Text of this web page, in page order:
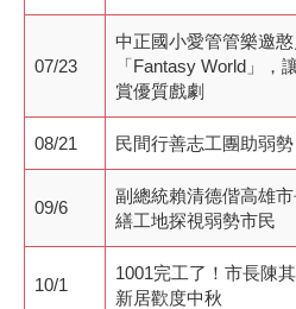
07/23
中正國小愛管管樂邀
「Fantasy World」，
賞優質戲劇
08/21 民間行善志工團助弱
09/6
副總統賴清德偕高雄
繕工地探視弱勢市民
10/1
1001完工了！市長陳
新居歡度中秋